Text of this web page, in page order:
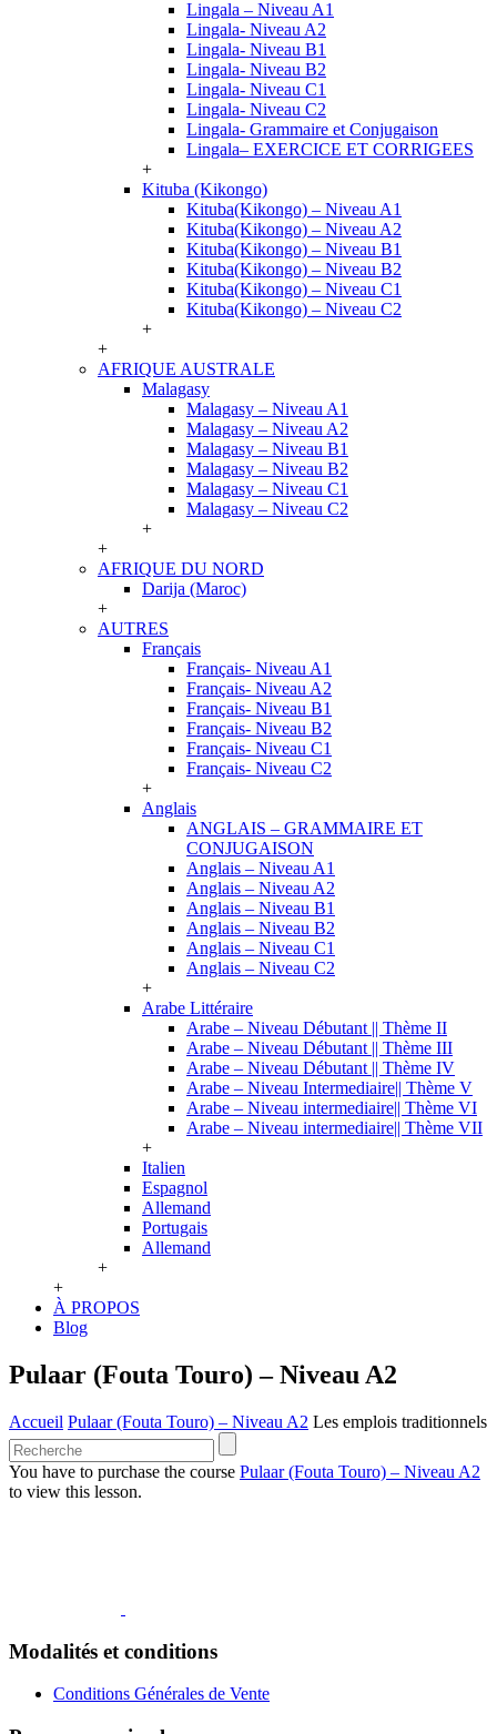
Lingala – Niveau A1
Lingala- Niveau A2
Lingala- Niveau B1
Lingala- Niveau B2
Lingala- Niveau C1
Lingala- Niveau C2
Lingala- Grammaire et Conjugaison
Lingala– EXERCICE ET CORRIGEES
+
Kituba (Kikongo)
Kituba(Kikongo) – Niveau A1
Kituba(Kikongo) – Niveau A2
Kituba(Kikongo) – Niveau B1
Kituba(Kikongo) – Niveau B2
Kituba(Kikongo) – Niveau C1
Kituba(Kikongo) – Niveau C2
+
+
AFRIQUE AUSTRALE
Malagasy
Malagasy – Niveau A1
Malagasy – Niveau A2
Malagasy – Niveau B1
Malagasy – Niveau B2
Malagasy – Niveau C1
Malagasy – Niveau C2
+
+
AFRIQUE DU NORD
Darija (Maroc)
+
AUTRES
Français
Français- Niveau A1
Français- Niveau A2
Français- Niveau B1
Français- Niveau B2
Français- Niveau C1
Français- Niveau C2
+
Anglais
ANGLAIS – GRAMMAIRE ET
CONJUGAISON
Anglais – Niveau A1
Anglais – Niveau A2
Anglais – Niveau B1
Anglais – Niveau B2
Anglais – Niveau C1
Anglais – Niveau C2
+
Arabe Littéraire
Arabe – Niveau Débutant || Thème II
Arabe – Niveau Débutant || Thème III
Arabe – Niveau Débutant || Thème IV
Arabe – Niveau Intermediaire|| Thème V
Arabe – Niveau intermediaire|| Thème VI
Arabe – Niveau intermediaire|| Thème VII
+
Italien
Espagnol
Allemand
Portugais
Allemand
+
+
À PROPOS
Blog
Pulaar (Fouta Touro) – Niveau A2
Accueil Pulaar (Fouta Touro) – Niveau A2 Les emplois traditionnels
You have to purchase the course Pulaar (Fouta Touro) – Niveau A2
to view this lesson.
Modalités et conditions
Conditions Générales de Vente